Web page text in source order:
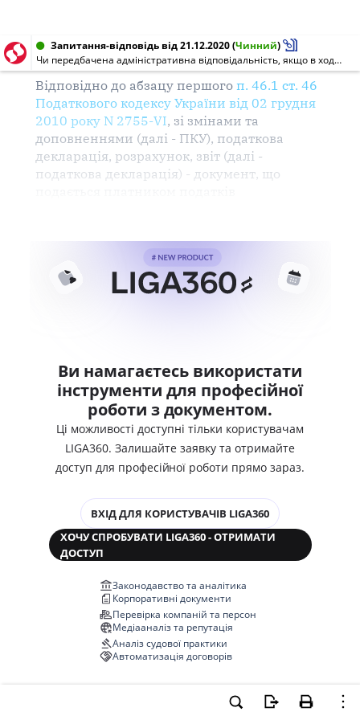
Запитання-відповідь від 21.12.2020(Чинний)
Чи передбачена адміністративна відповідальність, якщо в ході перевірки (документальної або камеральної) юридичної особи виявлені помилки у податковій звітності, які не призвели до заниження податкового зобов'язання?
Відповідно до абзацу першого п. 46.1 ст. 46
Податкового кодексуУкраїни від 02 грудня
2010 року N 2755-VI, зі змінами та
доповненнями (далі - ПКУ), податкова
декларація, розрахунок, звіт(далі -
податкова декларація) - документ, що
Ви намагаєтесь використати
інструменти для професійної
роботи з документом.
Ці можливості доступні тільки користувачам
LIGA360. Залишайте заявку та отримайте
доступ для професійної роботи прямо зараз.
ВХІД ДЛЯ КОРИСТУВАЧІВ LIGA360
ХОЧУ СПРОБУВАТИ LIGA360 - ОТРИМАТИ
ДОСТУП
Законодавство та аналітика
Корпоративні документи
Перевірка компаній та персон
Медіааналіз та репутація
Аналіз судової практики
Автоматизація договорів
НОВА LIGA360 ЗМІНЮЄ ВСЕ!